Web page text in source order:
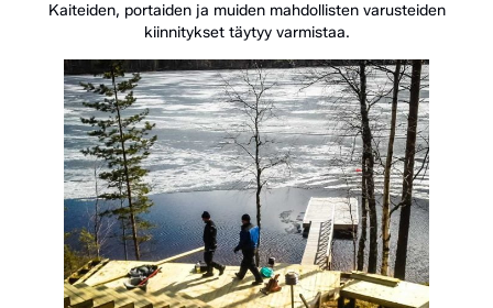
Kaiteiden, portaiden ja muiden mahdollisten varusteiden
kiinnitykset täytyy varmistaa.